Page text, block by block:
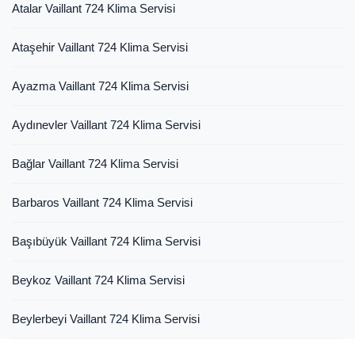
Atalar Vaillant 724 Klima Servisi
Ataşehir Vaillant 724 Klima Servisi
Ayazma Vaillant 724 Klima Servisi
Aydınevler Vaillant 724 Klima Servisi
Bağlar Vaillant 724 Klima Servisi
Barbaros Vaillant 724 Klima Servisi
Başıbüyük Vaillant 724 Klima Servisi
Beykoz Vaillant 724 Klima Servisi
Beylerbeyi Vaillant 724 Klima Servisi